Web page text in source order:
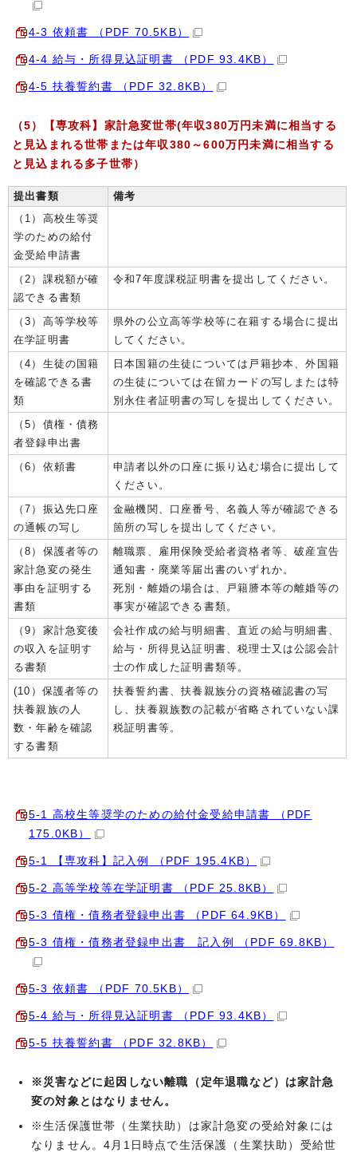
4-3 依頼書 （PDF 70.5KB）
4-4 給与・所得見込証明書 （PDF 93.4KB）
4-5 扶養誓約書 （PDF 32.8KB）
（5）【専攻科】家計急変世帯(年収380万円未満に相当する
と見込まれる世帯または年収380～600万円未満に相当する
と見込まれる多子世帯）
提出書類
備考
（1）高校生等奨
学のための給付
金受給申請書
（2）課税額が確
認できる書類
令和7年度課税証明書を提出してください。
（3）高等学校等
在学証明書
県外の公立高等学校等に在籍する場合に提出
してください。
（4）生徒の国籍
を確認できる書
類
日本国籍の生徒については戸籍抄本、外国籍
の生徒については在留カードの写しまたは特
別永住者証明書の写しを提出してください。
（5）債権・債務
者登録申出書
（6）依頼書
申請者以外の口座に振り込む場合に提出して
ください。
（7）振込先口座
の通帳の写し
金融機関、口座番号、名義人等が確認できる
箇所の写しを提出してください。
（8）保護者等の
家計急変の発生
事由を証明する
書類
離職票、雇用保険受給者資格者等、破産宣告
通知書・廃業等届出書のいずれか。
死別・離婚の場合は、戸籍謄本等の離婚等の
事実が確認できる書類。
（9）家計急変後
の収入を証明す
る書類
会社作成の給与明細書、直近の給与明細書、
給与・所得見込証明書、税理士又は公認会計
士の作成した証明書類等。
(10）保護者等の
扶養親族の人
数・年齢を確認
する書類
扶養誓約書、扶養親族分の資格確認書の写
し、扶養親族数の記載が省略されていない課
税証明書等。
5-1 高校生等奨学のための給付金受給申請書 （PDF
175.0KB）
5-1 【専攻科】記入例 （PDF 195.4KB）
5-2 高等学校等在学証明書 （PDF 25.8KB）
5-3 債権・債務者登録申出書 （PDF 64.9KB）
5-3 債権・債務者登録申出書 記入例 （PDF 69.8KB）
5-3 依頼書 （PDF 70.5KB）
5-4 給与・所得見込証明書 （PDF 93.4KB）
5-5 扶養誓約書 （PDF 32.8KB）
※災害などに起因しない離職（定年退職など）は家計急
変の対象とはなりません。
※生活保護世帯（生業扶助）は家計急変の受給対象には
なりません。4月1日時点で生活保護（生業扶助）受給世